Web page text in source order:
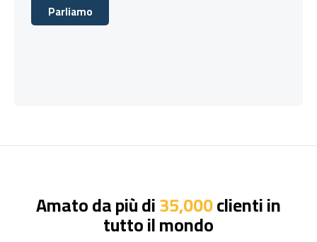
Parliamo
Parliamo
Amato da più di35,000clienti in
tutto il mondo